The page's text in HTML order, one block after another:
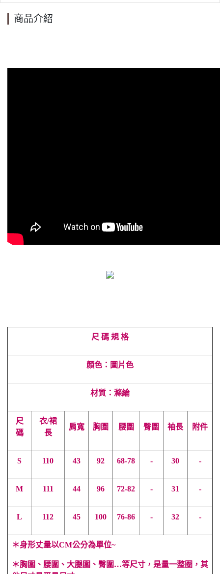
商品介紹
尺 碼 規 格
顏色：圖片色
材質：滌綸
尺
碼
衣/裙
長
肩寬 胸圍 腰圍 臀圍 袖長 附件
S 110 43 92 68-78 - 30 -
M 111 44 96 72-82 - 31 -
L 112 45 100 76-86 - 32 -
＊身形丈量以CM公分為單位~
＊胸圍、腰圍、大腿圍、臀圍…等尺寸，是量一整圈，其